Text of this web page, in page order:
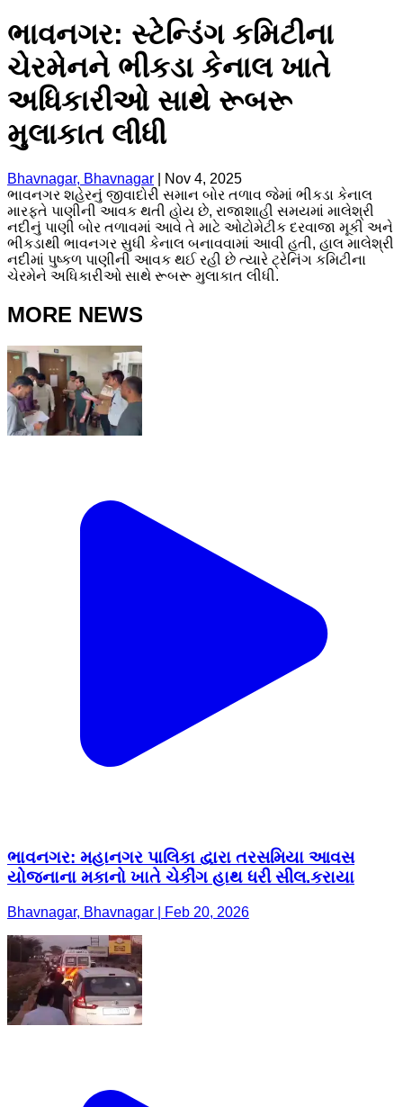
ભાવનગર: સ્ટેન્ડિંગ કમિટીના
ચેરમેનને ભીકડા કેનાલ ખાતે
અધિકારીઓ સાથે રૂબરૂ
મુલાકાત લીધી
Bhavnagar, Bhavnagar
Nov 4, 2025
ભાવનગર શહેરનું જીવાદોરી સમાન બોર તળાવ જેમાં ભીકડા કેનાલ
મારફતે પાણીની આવક થતી હોય છે, રાજાશાહી સમયમાં માલેશ્રી
નદીનું પાણી બોર તળાવમાં આવે તે માટે ઓટોમેટીક દરવાજા મૂકી અને
ભીકડાથી ભાવનગર સુધી કેનાલ બનાવવામાં આવી હતી, હાલ માલેશ્રી
નદીમાં પુષ્કળ પાણીની આવક થઈ રહી છે ત્યારે ટ્રેનિંગ કમિટીના
ચેરમેને અધિકારીઓ સાથે રૂબરૂ મુલાકાત લીધી.
MORE NEWS
ભાવનગર: મહાનગર પાલિકા દ્વારા તરસમિયા આવસ
યોજનાના મકાનો ખાતે ચેકીંગ હાથ ધરી સીલ.કરાયા
Bhavnagar, Bhavnagar | Feb 20, 2026